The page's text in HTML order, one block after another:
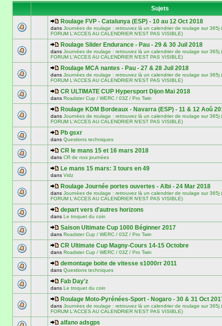
Sujets
Roulage FVP - Catalunya (ESP) - 10 au 12 Oct 2018
dans Journées de roulage : retrouvez là un calendrier de roulage sur 365j
FORUM L'ACCES AU CALENDRIER N'EST PAS VISIBLE)
Roulage Slider Endurance - Pau - 29 & 30 Juil 2018
dans Journées de roulage : retrouvez là un calendrier de roulage sur 365j
FORUM L'ACCES AU CALENDRIER N'EST PAS VISIBLE)
Roulage MCA nantes - Pau - 27 & 28 Juil 2018
dans Journées de roulage : retrouvez là un calendrier de roulage sur 365j
FORUM L'ACCES AU CALENDRIER N'EST PAS VISIBLE)
CR ULTIMATE CUP Hypersport Dijon Mai 2018
dans Roadster Cup / WERC / 03Z / Pro Twin
Roulage KDM Bordeaux - Navarra (ESP) - 11 & 12 Aoû
dans Journées de roulage : retrouvez là un calendrier de roulage sur 365j
FORUM L'ACCES AU CALENDRIER N'EST PAS VISIBLE)
Pb gsxr
dans Questions techniques
CR le mans 15 et 16 mars 2018
dans CR de nos journées
Le mans 15 mars: 3 tours en 49
dans Vidz
Roulage Journée portes ouvertes - Albi - 24 Mar 2018
dans Journées de roulage : retrouvez là un calendrier de roulage sur 365j
FORUM L'ACCES AU CALENDRIER N'EST PAS VISIBLE)
depart vers d'autres horizons
dans Le troquet du coin
Saison Ultimate Cup 1000 Béginner 2017
dans Roadster Cup / WERC / 03Z / Pro Twin
CR Ultimate Cup Magny-Cours 14-15 Octobre
dans Roadster Cup / WERC / 03Z / Pro Twin
demontage boite de vitesse s1000rr 2011
dans Questions techniques
Fab Day'z
dans Le troquet du coin
Roulage Moto-Pyrénées-Sport - Nogaro - 30 & 31 Oct
dans Journées de roulage : retrouvez là un calendrier de roulage sur 365j
FORUM L'ACCES AU CALENDRIER N'EST PAS VISIBLE)
alfano adsgps